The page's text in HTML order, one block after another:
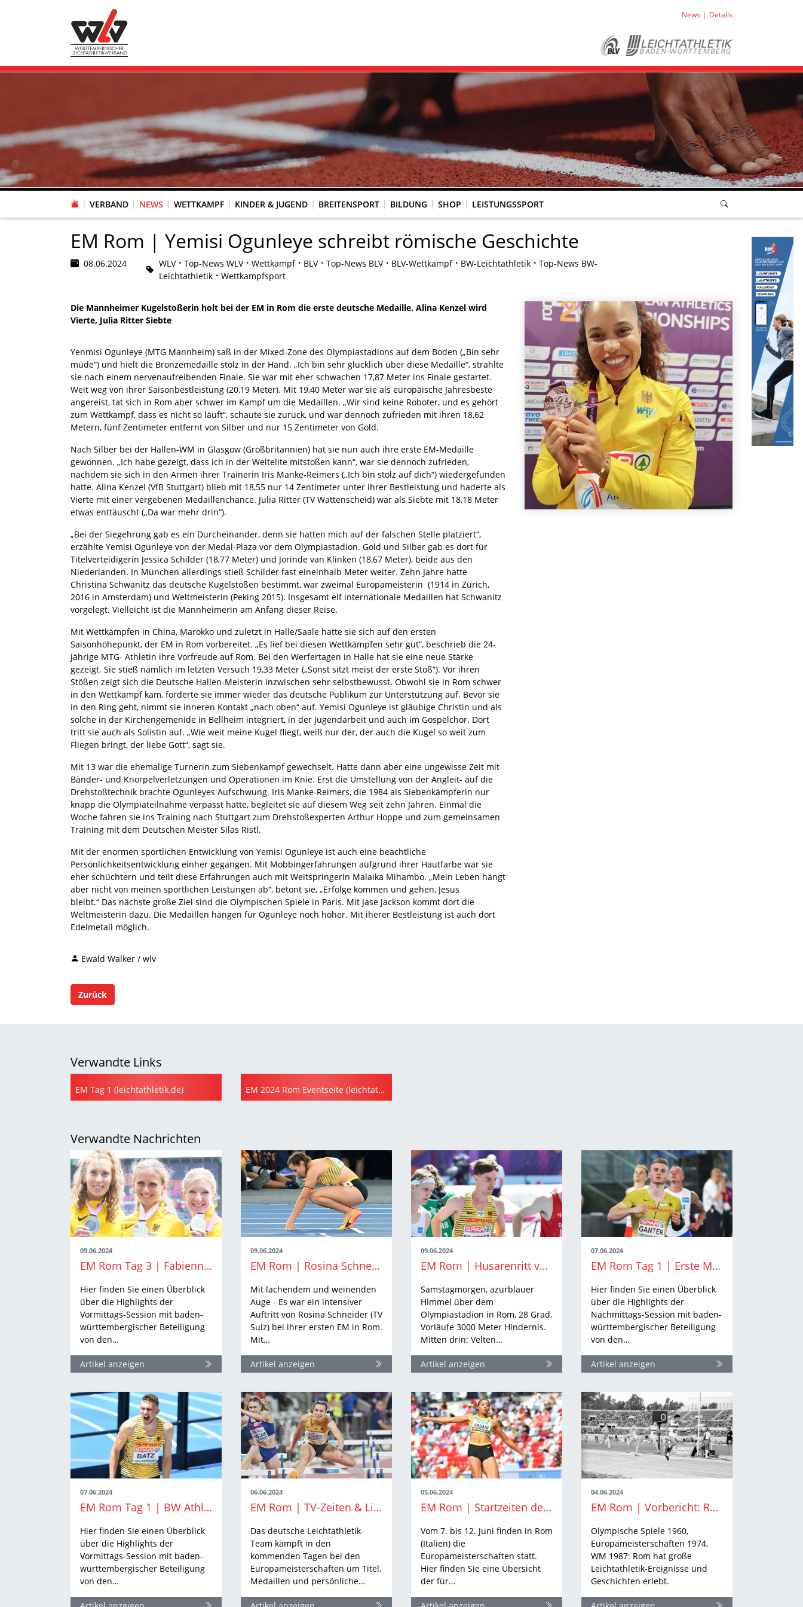
News Details
VERBAND NEWS WETTKAMPF KINDER & JUGEND BREITENSPORT BILDUNG SHOP LEISTUNGSSPORT
EM Rom | Yemisi Ogunleye schreibt römische Geschichte
08.06.2024 WLV Top-News WLV Wettkampf BLV Top-News BLV BLV-Wettkampf BW-Leichtathletik
Top-News BW-
Leichtathletik
Wettkampfsport
Die Mannheimer Kugelstoßerin holt bei der EM in Rom die erste deutsche Medaille. Alina Kenzel wird
Vierte, Julia Ritter Siebte
Yenmisi Ogunleye (MTG Mannheim) saß in der Mixed-Zone des Olympiastadions auf dem Boden („Bin sehr
müde“) und hielt die Bronzemedaille stolz in der Hand. „Ich bin sehr glücklich über diese Medaille“, strahlte
sie nach einem nervenaufreibenden Finale. Sie war mit eher schwachen 17,87 Meter ins Finale gestartet.
Weit weg von ihrer Saisonbestleistung (20,19 Meter). Mit 19,40 Meter war sie als europäische Jahresbeste
angereist, tat sich in Rom aber schwer im Kampf um die Medaillen. „Wir sind keine Roboter, und es gehört
zum Wettkampf, dass es nicht so läuft“, schaute sie zurück, und war dennoch zufrieden mit ihren 18,62
Metern, fünf Zentimeter entfernt von Silber und nur 15 Zentimeter von Gold.
Nach Silber bei der Hallen-WM in Glasgow (Großbritannien) hat sie nun auch ihre erste EM-Medaille
gewonnen. „Ich habe gezeigt, dass ich in der Weltelite mitstoßen kann“, war sie dennoch zufrieden,
nachdem sie sich in den Armen ihrer Trainerin Iris Manke-Reimers („Ich bin stolz auf dich“) wiedergefunden
hatte. Alina Kenzel (VfB Stuttgart) blieb mit 18,55 nur 14 Zentimeter unter ihrer Bestleistung und haderte als
Vierte mit einer vergebenen Medaillenchance. Julia Ritter (TV Wattenscheid) war als Siebte mit 18,18 Meter
etwas enttäuscht („Da war mehr drin“).
„Bei der Siegehrung gab es ein Durcheinander, denn sie hatten mich auf der falschen Stelle platziert“,
erzählte Yemisi Ogunleye von der Medal-Plaza vor dem Olympiastadion. Gold und Silber gab es dort für
Titelverteidigerin Jessica Schilder (18,77 Meter) und Jorinde van Klinken (18,67 Meter), beide aus den
Niederlanden. In München allerdings stieß Schilder fast eineinhalb Meter weiter. Zehn Jahre hatte
Christina Schwanitz das deutsche Kugelstoßen bestimmt, war zweimal Europameisterin (1914 in Zürich,
2016 in Amsterdam) und Weltmeisterin (Peking 2015). Insgesamt elf internationale Medaillen hat Schwanitz
vorgelegt. Vielleicht ist die Mannheimerin am Anfang dieser Reise.
Mit Wettkämpfen in China, Marokko und zuletzt in Halle/Saale hatte sie sich auf den ersten
Saisonhöhepunkt, der EM in Rom vorbereitet. „Es lief bei diesen Wettkämpfen sehr gut“, beschrieb die 24-
jährige MTG- Athletin ihre Vorfreude auf Rom. Bei den Werfertagen in Halle hat sie eine neue Stärke
gezeigt. Sie stieß nämlich im letzten Versuch 19,33 Meter („Sonst sitzt meist der erste Stoß“). Vor ihren
Stößen zeigt sich die Deutsche Hallen-Meisterin inzwischen sehr selbstbewusst. Obwohl sie in Rom schwer
in den Wettkampf kam, forderte sie immer wieder das deutsche Publikum zur Unterstützung auf. Bevor sie
in den Ring geht, nimmt sie inneren Kontakt „nach oben“ auf. Yemisi Ogunleye ist gläubige Christin und als
solche in der Kirchengemenide in Bellheim integriert, in der Jugendarbeit und auch im Gospelchor. Dort
tritt sie auch als Solistin auf. „Wie weit meine Kugel fliegt, weiß nur der, der auch die Kugel so weit zum
Fliegen bringt, der liebe Gott“, sagt sie.
Mit 13 war die ehemalige Turnerin zum Siebenkampf gewechselt. Hatte dann aber eine ungewisse Zeit mit
Bänder- und Knorpelverletzungen und Operationen im Knie. Erst die Umstellung von der Angleit- auf die
Drehstoßtechnik brachte Ogunleyes Aufschwung. Iris Manke-Reimers, die 1984 als Siebenkämpferin nur
knapp die Olympiateilnahme verpasst hatte, begleitet sie auf diesem Weg seit zehn Jahren. Einmal die
Woche fahren sie ins Training nach Stuttgart zum Drehstoßexperten Arthur Hoppe und zum gemeinsamen
Training mit dem Deutschen Meister Silas Ristl.
Mit der enormen sportlichen Entwicklung von Yemisi Ogunleye ist auch eine beachtliche
Persönlichkeitsentwicklung einher gegangen. Mit Mobbingerfahrungen aufgrund ihrer Hautfarbe war sie
eher schüchtern und teilt diese Erfahrungen auch mit Weitspringerin Malaika Mihambo. „Mein Leben hängt
aber nicht von meinen sportlichen Leistungen ab“, betont sie, „Erfolge kommen und gehen, Jesus
bleibt.“ Das nächste große Ziel sind die Olympischen Spiele in Paris. Mit Jase Jackson kommt dort die
Weltmeisterin dazu. Die Medaillen hängen für Ogunleye noch höher. Mit iherer Bestleistung ist auch dort
Edelmetall möglich.
Ewald Walker / wlv
Zurück
Verwandte Links
EM Tag 1 (leichtathletik.de) EM 2024 Rom Eventseite (leichtathletik.de)
Verwandte Nachrichten
09.06.2024
EM Rom Tag 3 | Fabienne Königstein läuft im Team zu Silber
Hier finden Sie einen Überblick
über die Highlights der
Vormittags-Session mit baden-
württembergischer Beteiligung
von den…
Artikel anzeigen
09.06.2024
EM Rom | Rosina Schneider und die zehnte Hürde
Mit lachendem und weinenden
Auge - Es war ein intensiver
Auftritt von Rosina Schneider (TV
Sulz) bei ihrer ersten EM in Rom.
Mit…
Artikel anzeigen
09.06.2024
EM Rom | Husarenritt von Velten Schneider
Samstagmorgen, azurblauer
Himmel über dem
Olympiastadion in Rom, 28 Grad,
Vorläufe 3000 Meter Hindernis.
Mitten drin: Velten…
Artikel anzeigen
07.06.2024
EM Rom Tag 1 | Erste Medaille und Zitterpartien
Hier finden Sie einen Überblick
über die Highlights der
Nachmittags-Session mit baden-
württembergischer Beteiligung
von den…
Artikel anzeigen
07.06.2024
EM Rom Tag 1 | BW Athlet:innen erfolgreich in den Vorrunden
Hier finden Sie einen Überblick
über die Highlights der
Vormittags-Session mit baden-
württembergischer Beteiligung
von den…
06.06.2024
EM Rom | TV-Zeiten & Livestreams: So sehen Sie die Leichtathletik-EM in Rom live
Das deutsche Leichtathletik-
Team kämpft in den
kommenden Tagen bei den
Europameisterschaften um Titel,
Medaillen und persönliche…
05.06.2024
EM Rom | Startzeiten der BW-Athlet:innen
Vom 7. bis 12. Juni finden in Rom
(Italien) die
Europameisterschaften statt.
Hier finden Sie eine Übersicht
der für…
04.06.2024
EM Rom | Vorbericht: Römische Geschichten
Olympische Spiele 1960,
Europameisterschaften 1974,
WM 1987: Rom hat große
Leichtathletik-Ereignisse und
Geschichten erlebt.